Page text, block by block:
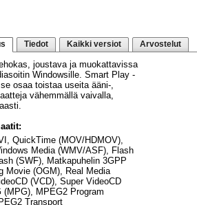
Tiedot Kaikki versiot Arvostelut
joustava ja muokattavissa
Windowsille. Smart Play -
osaa toistaa useita ääni-,
vähemmällä vaivalla,
QuickTime (MOV/HDMOV),
Media (WMV/ASF), Flash
(SWF), Matkapuhelin 3GPP
Movie (OGM), Real Media
(VCD), Super VideoCD
(MPG), MPEG2 Program
Transport